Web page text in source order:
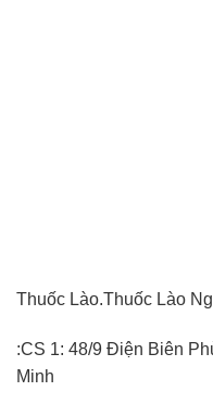
Thuốc Lào.Thuốc Lào
:CS 1: 48/9 Điện Biên
Minh